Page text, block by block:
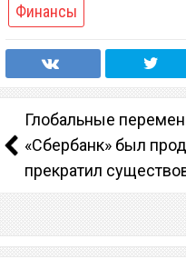
Финансы
Глобальные
«Сбербанк» был
прекратил